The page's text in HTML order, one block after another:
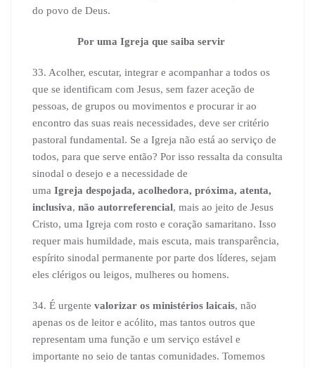
do povo de Deus.
Por uma Igreja que saiba servir
33. Acolher, escutar, integrar e acompanhar a todos os
que se identificam com Jesus, sem fazer aceção de
pessoas, de grupos ou movimentos e procurar ir ao
encontro das suas reais necessidades, deve ser critério
pastoral fundamental. Se a Igreja não está ao serviço de
todos, para que serve então? Por isso ressalta da consulta
sinodal o desejo e a necessidade de
uma Igreja despojada, acolhedora, próxima, atenta,
inclusiva, não autorreferencial, mais ao jeito de Jesus
Cristo, uma Igreja com rosto e coração samaritano. Isso
requer mais humildade, mais escuta, mais transparência,
espírito sinodal permanente por parte dos líderes, sejam
eles clérigos ou leigos, mulheres ou homens.
34. É urgente valorizar os ministérios laicais, não
apenas os de leitor e acólito, mas tantos outros que
representam uma função e um serviço estável e
importante no seio de tantas comunidades. Tomemos